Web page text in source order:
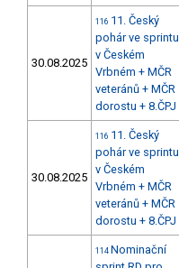
30.08.2025
116 11. Český
pohár ve sprintu
v Českém
Vrbném + MČR
veteránů + MČR
dorostu + 8.ČPJ
30.08.2025
116 11. Český
pohár ve sprintu
v Českém
Vrbném + MČR
veteránů + MČR
dorostu + 8.ČPJ
114 Nominační